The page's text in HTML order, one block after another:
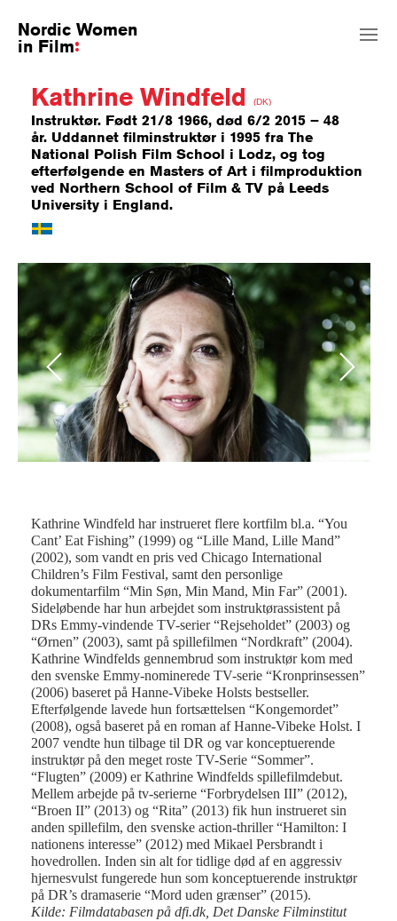
Nordic Women
in Film
Kathrine Windfeld (DK)
Instruktør. Født 21/8 1966, død 6/2 2015 – 48
år. Uddannet filminstruktør i 1995 fra The
National Polish Film School i Lodz, og tog
efterfølgende en Masters of Art i filmproduktion
ved Northern School of Film & TV på Leeds
University i England.
Previous Next
Kathrine Windfeld har instrueret flere kortfilm bl.a. “You
Cant’ Eat Fishing” (1999) og “Lille Mand, Lille Mand”
(2002), som vandt en pris ved Chicago International
Children’s Film Festival, samt den personlige
dokumentarfilm “Min Søn, Min Mand, Min Far” (2001).
Sideløbende har hun arbejdet som instruktørassistent på
DRs Emmy-vindende TV-serier “Rejseholdet” (2003) og
“Ørnen” (2003), samt på spillefilmen “Nordkraft” (2004).
Kathrine Windfelds gennembrud som instruktør kom med
den svenske Emmy-nominerede TV-serie “Kronprinsessen”
(2006) baseret på Hanne-Vibeke Holsts bestseller.
Efterfølgende lavede hun fortsættelsen “Kongemordet”
(2008), også baseret på en roman af Hanne-Vibeke Holst. I
2007 vendte hun tilbage til DR og var konceptuerende
instruktør på den meget roste TV-Serie “Sommer”.
“Flugten” (2009) er Kathrine Windfelds spillefilmdebut.
Mellem arbejde på tv-serierne “Forbrydelsen III” (2012),
“Broen II” (2013) og “Rita” (2013) fik hun instrueret sin
anden spillefilm, den svenske action-thriller “Hamilton: I
nationens interesse” (2012) med Mikael Persbrandt i
hovedrollen. Inden sin alt for tidlige død af en aggressiv
hjernesvulst fungerede hun som konceptuerende instruktør
på DR’s dramaserie “Mord uden grænser” (2015).
Kilde: Filmdatabasen på dfi.dk, Det Danske Filminstitut